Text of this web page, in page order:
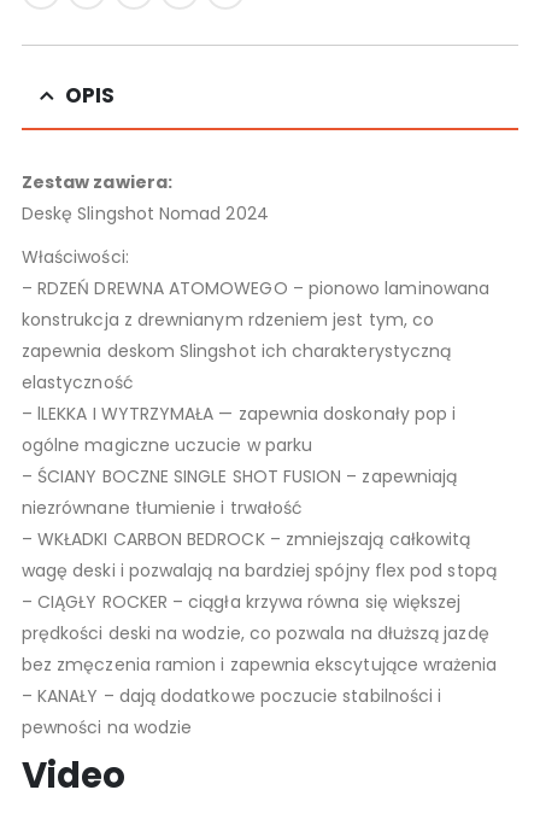
OPIS
Zestaw zawiera:
Deskę Slingshot Nomad 2024
Właściwości:
– RDZEŃ DREWNA ATOMOWEGO – pionowo laminowana
konstrukcja z drewnianym rdzeniem jest tym, co
zapewnia deskom Slingshot ich charakterystyczną
elastyczność
– lLEKKA I WYTRZYMAŁA — zapewnia doskonały pop i
ogólne magiczne uczucie w parku
– ŚCIANY BOCZNE SINGLE SHOT FUSION – zapewniają
niezrównane tłumienie i trwałość
– WKŁADKI CARBON BEDROCK – zmniejszają całkowitą
wagę deski i pozwalają na bardziej spójny flex pod stopą
– CIĄGŁY ROCKER – ciągła krzywa równa się większej
prędkości deski na wodzie, co pozwala na dłuższą jazdę
bez zmęczenia ramion i zapewnia ekscytujące wrażenia
– KANAŁY – dają dodatkowe poczucie stabilności i
pewności na wodzie
Video